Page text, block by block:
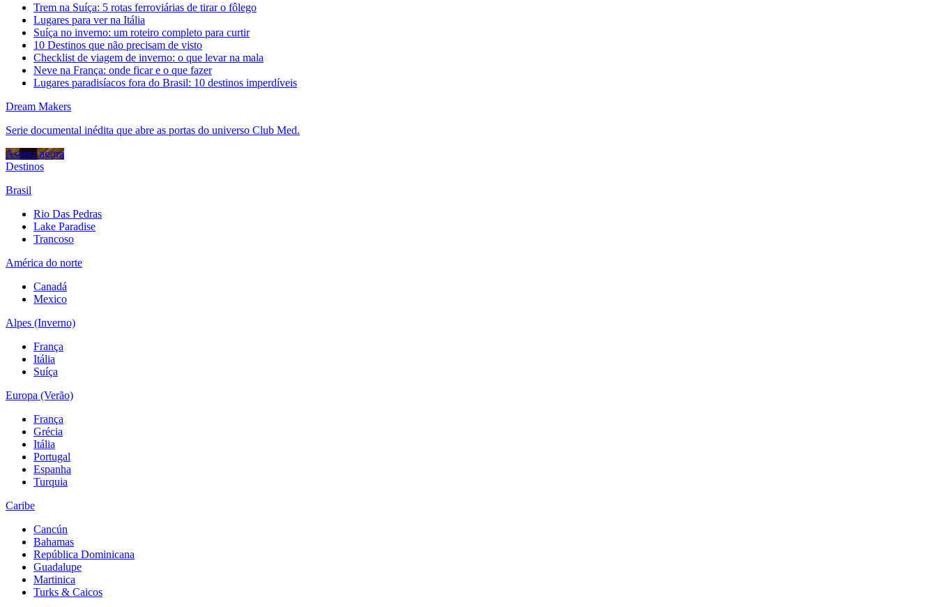
Trem na Suíça: 5 rotas ferroviárias de tirar o fôlego
Lugares para ver na Itália
Suíça no inverno: um roteiro completo para curtir
10 Destinos que não precisam de visto
Checklist de viagem de inverno: o que levar na mala
Neve na França: onde ficar e o que fazer
Lugares paradisíacos fora do Brasil: 10 destinos imperdíveis
Dream Makers
Serie documental inédita que abre as portas do universo Club Med.
Assista agora
Destinos
Brasil
Rio Das Pedras
Lake Paradise
Trancoso
América do norte
Canadá
Mexico
Alpes (Inverno)
França
Itália
Suíça
Europa (Verão)
França
Grécia
Itália
Portugal
Espanha
Turquia
Caribe
Cancún
Bahamas
República Dominicana
Guadalupe
Martinica
Turks & Caicos